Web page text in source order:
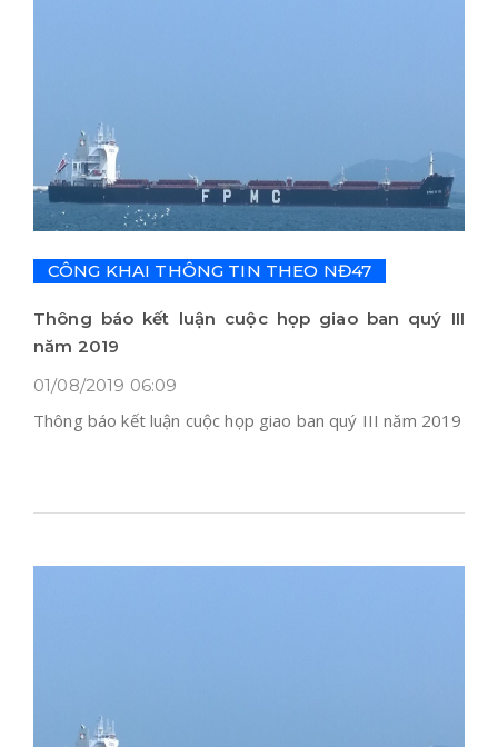
CÔNG KHAI THÔNG TIN THEO NĐ47
Thông báo kết luận cuộc họp giao ban quý III
năm 2019
01/08/2019 06:09
Thông báo kết luận cuộc họp giao ban quý III năm 2019